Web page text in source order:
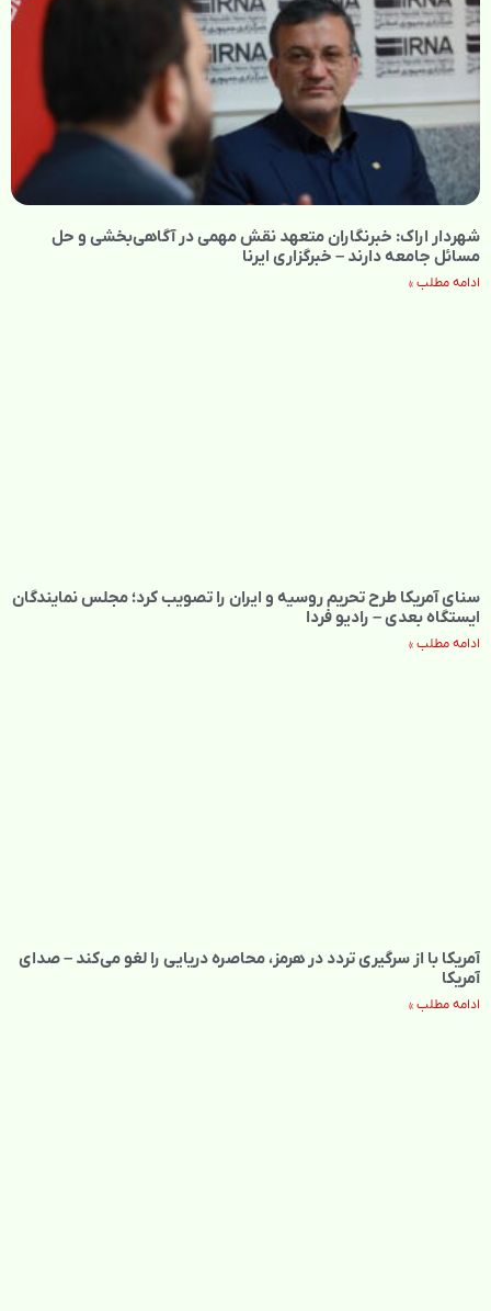
شهردار اراک: خبرنگاران متعهد نقش مهمی در آگاهی‌بخشی و حل
مسائل جامعه دارند – خبرگزاری ایرنا
ادامه مطلب »
سنای آمریکا طرح تحریم روسیه و ایران را تصویب کرد؛ مجلس نمایندگان
ایستگاه بعدی – رادیو فردا
ادامه مطلب »
آمریکا با از سرگیری تردد در هرمز، محاصره دریایی را لغو می‌کند – صدای
آمریکا
ادامه مطلب »